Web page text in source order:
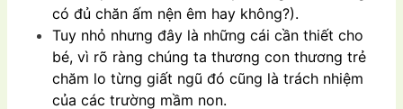
có đủ chăn ấm nện êm hay không?).
Tuy nhỏ nhưng đây là những cái cần thiết cho
bé, vì rõ ràng chúng ta thương con thương trẻ
chăm lo từng giất ngũ đó cũng là trách nhiệm
của các trường mầm non.